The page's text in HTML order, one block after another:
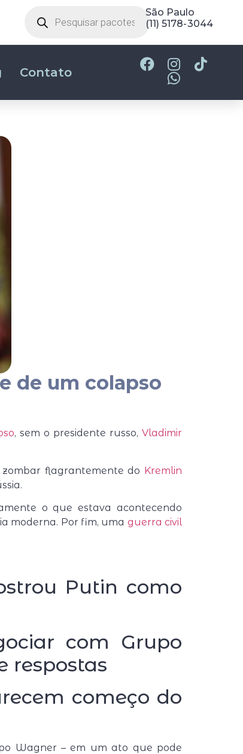
Belo Horizonte
(31) 2180-2700
Contato
de um colapso
, sem o presidente russo, Vladimir
zombar flagrantemente do Kremlin
o que estava acontecendo
moderna. Por fim, uma guerra civil
Putin como
com Grupo
respostas
começo do
Wagner – em um ato que pode